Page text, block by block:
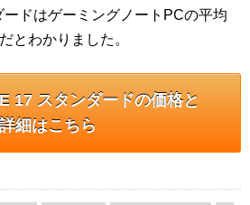
ドはゲーミングノートPCの平均
とわかりました。
17 スタンダードの価格と
詳細はこちら